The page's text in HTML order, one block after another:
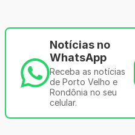
Notícias no
WhatsApp
Receba as notícias
de Porto Velho e
Rondônia no seu
celular.